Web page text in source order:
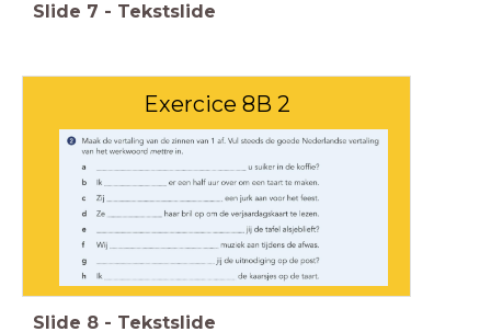
Slide 7 - Tekstslide
Exercice 8B 2
Slide 8 - Tekstslide